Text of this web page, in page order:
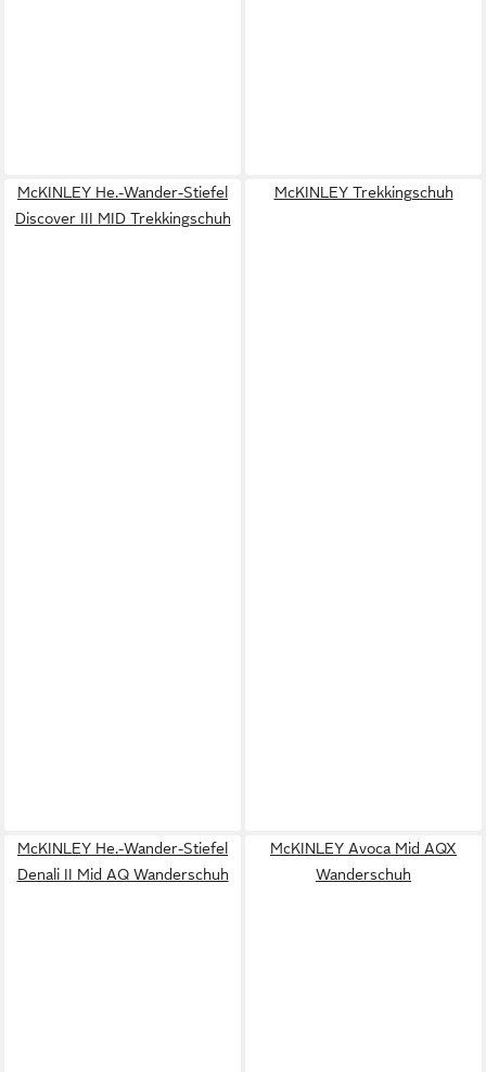
McKINLEY He.-Wander-Stiefel
Discover III MID Trekkingschuh
McKINLEY Trekkingschuh
McKINLEY He.-Wander-Stiefel
Denali II Mid AQ Wanderschuh
McKINLEY Avoca Mid AQX
Wanderschuh